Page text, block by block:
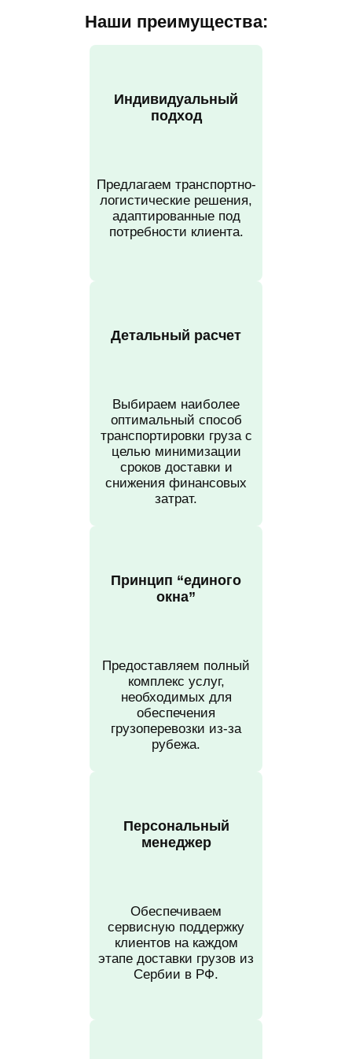
Наши преимущества:
Индивидуальный
подход
Предлагаем транспортно-
логистические решения,
адаптированные под
потребности клиента.
Детальный расчет
Выбираем наиболее
оптимальный способ
транспортировки груза с
целью минимизации
сроков доставки и
снижения финансовых
затрат.
Принцип “единого
окна”
Предоставляем полный
комплекс услуг,
необходимых для
обеспечения
грузоперевозки из-за
рубежа.
Персональный
менеджер
Обеспечиваем
сервисную поддержку
клиентов на каждом
этапе доставки грузов из
Сербии в РФ.